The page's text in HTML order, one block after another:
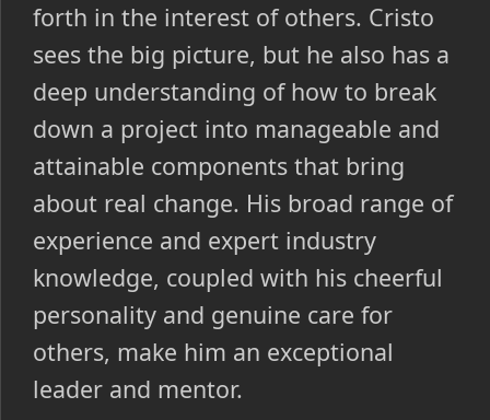
forth in the interest of others. Cristo
sees the big picture, but he also has a
deep understanding of how to break
down a project into manageable and
attainable components that bring
about real change. His broad range of
experience and expert industry
knowledge, coupled with his cheerful
personality and genuine care for
others, make him an exceptional
leader and mentor.